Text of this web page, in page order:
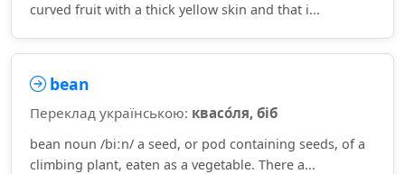
curved fruit with a thick yellow skin and that i...
bean
Переклад українською: квасо́ля, біб
bean noun /biːn/ a seed, or pod containing seeds, of a
climbing plant, eaten as a vegetable. There a...